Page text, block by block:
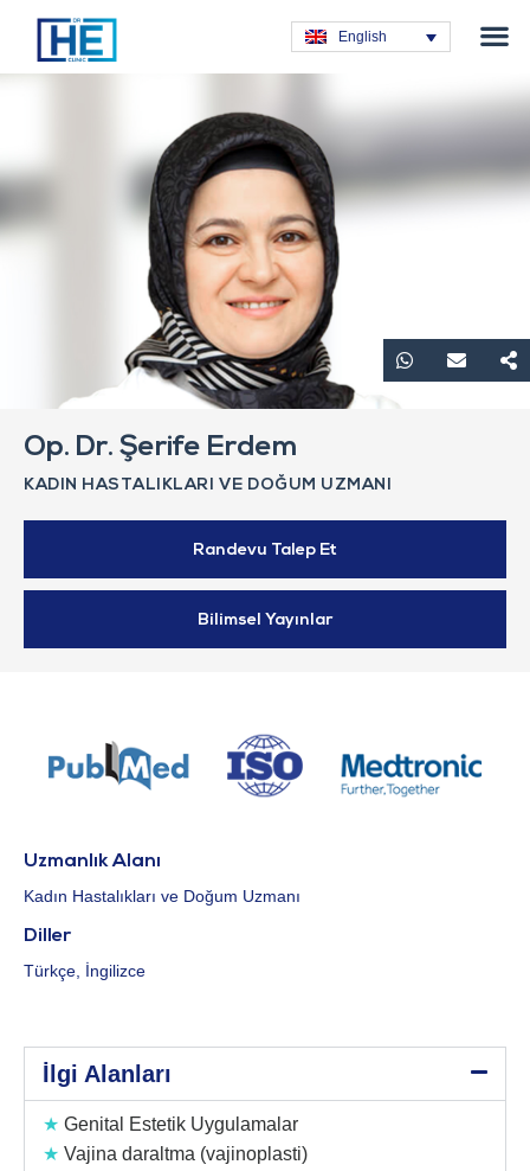
English
Op. Dr. Şerife Erdem
KADIN HASTALIKLARI VE DOĞUM UZMANI
Randevu Talep Et
Bilimsel Yayınlar
Uzmanlık Alanı
Kadın Hastalıkları ve Doğum Uzmanı
Diller
Türkçe, İngilizce
İlgi Alanları
★ Genital Estetik Uygulamalar
★ Vajina daraltma (vajinoplasti)